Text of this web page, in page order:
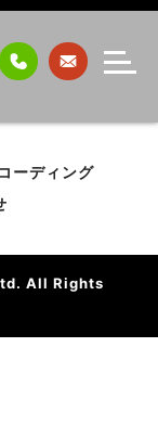
コーディング
All Rights